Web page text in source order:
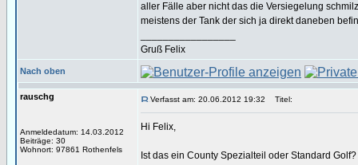
aller Fälle aber nicht das die Versiegelung
meistens der Tank der sich ja direkt daneben
Gruß Felix
Nach oben
rauschg
Anmeldedatum: 14.03.2012
Beiträge: 30
Wohnort: 97861 Rothenfels
Verfasst am: 20.06.2012 19:32 Titel:
Hi Felix,
Ist das ein County Spezialteil oder Standard Golf?